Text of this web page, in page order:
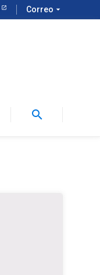
Correo arrow_drop_down
search